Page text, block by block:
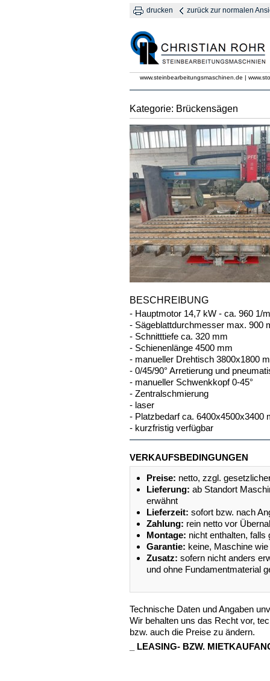
drucken zurück zur normalen
www.steinbearbeitungsmaschinen.de |
Kategorie: Brückensägen
BESCHREIBUNG
- Hauptmotor 14,7 kW - ca. 960 1/
- Sägeblattdurchmesser max. 900
- Schnitttiefe ca. 320 mm
- Schienenlänge 4500 mm
- manueller Drehtisch 3800x1800
- 0/45/90° Arretierung und
- manueller Schwenkkopf 0-45°
- Zentralschmierung
- laser
- Platzbedarf ca. 6400x4500x3400
- kurzfristig verfügbar
VERKAUFSBEDINGUNGEN
Preise: netto, zzgl.
Lieferung: ab Standort
erwähnt
Lieferzeit: sofort bzw. nach
Zahlung: rein netto vor
Montage: nicht enthalten,
Garantie: keine, Maschine
Zusatz: sofern nicht anders
und ohne Fundamentmaterial
Technische Daten und Angaben
Wir behalten uns das Recht vor,
bzw. auch die Preise zu ändern.
LEASING- BZW.